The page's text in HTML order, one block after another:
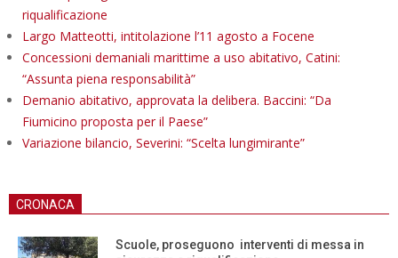
riqualificazione
Largo Matteotti, intitolazione l’11 agosto a Focene
Concessioni demaniali marittime a uso abitativo, Catini:
“Assunta piena responsabilità”
Demanio abitativo, approvata la delibera. Baccini: “Da
Fiumicino proposta per il Paese”
Variazione bilancio, Severini: “Scelta lungimirante”
CRONACA
Scuole, proseguono interventi di messa in